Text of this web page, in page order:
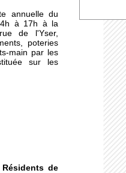
:
annuelle du
à 17h à la
de l'Yser,
poteries
main par les
sur les
de